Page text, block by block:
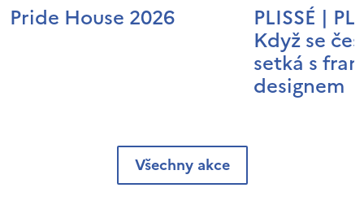
Pride House 2026 PLISSÉ |
Když se
setká s
designem
Všechny akce